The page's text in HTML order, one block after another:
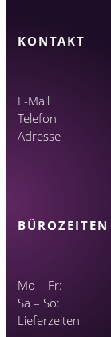
KONTAKT
E-Mail
Telefon
Adresse
BÜROZEITEN
Mo – Fr:
Sa – So:
Lieferzeiten